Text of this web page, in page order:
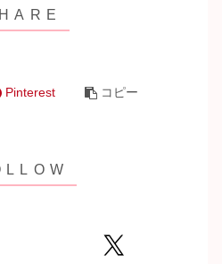
Pinterest コピー